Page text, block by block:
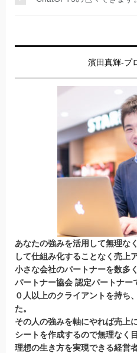
濱田真輝-プ
あなたの強みを活用して無理な
して仕組み化することなく売上
小さな会社のパートナーを数多
パートナー協会 認定パートナー
０人以上のクライアントを持ち
た。
その人の強みを軸にやれば売上
シートを作成するので無理なく
理想の生き方を実現できる経営